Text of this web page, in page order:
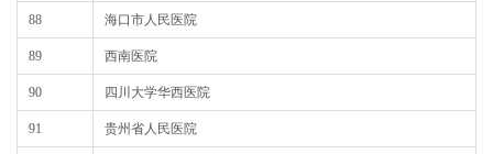
88 海口市人民医院
89 西南医院
90 四川大学华西医院
91 贵州省人民医院